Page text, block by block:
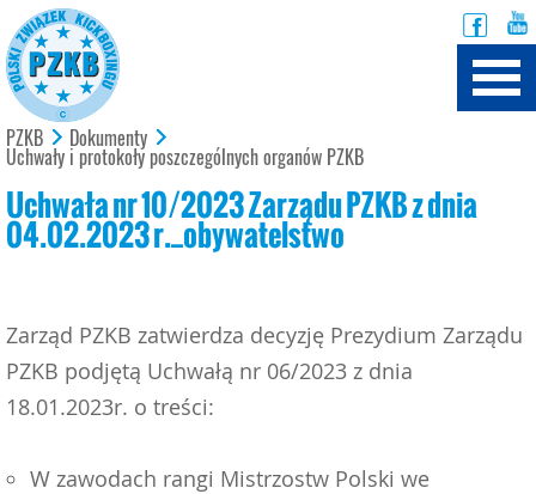
PZKB Dokumenty
Uchwały i protokoły poszczególnych organów PZKB
Uchwała nr 10/2023 Zarządu PZKB z dnia
04.02.2023 r._obywatelstwo
Zarząd PZKB zatwierdza decyzję Prezydium Zarządu
PZKB podjętą Uchwałą nr 06/2023 z dnia
18.01.2023r. o treści:
W zawodach rangi Mistrzostw Polski we